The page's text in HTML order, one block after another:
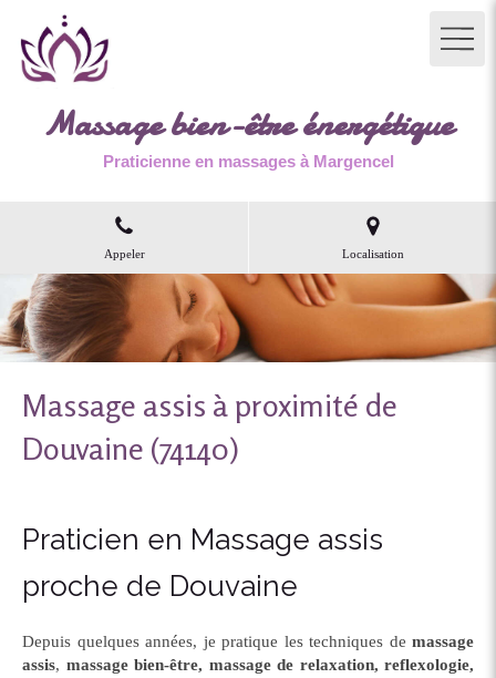
Massage bien-être énergétique
Praticienne en massages à Margencel
Appeler Localisation
Massage assis à proximité de
Douvaine (74140)
Praticien en Massage assis
proche de Douvaine
Depuis quelques années, je pratique les techniques de massage
assis, massage bien-être, massage de relaxation, reflexologie,